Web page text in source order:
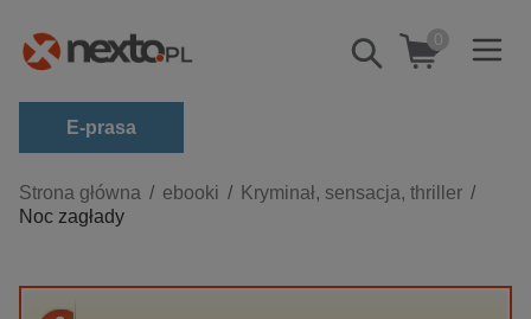
Pokaż/schowaj
wyszukiwarkę
0
E-prasa
Kategorie
Zobacz wszystkie E-prasa
budownictwo, aranżacja wnętrz
Strona główna ebooki
Kryminał, sensacja, thriller
Noc zagłady